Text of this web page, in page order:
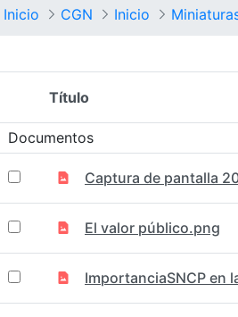
Inicio CGN Inicio
Selección del elemento
Título
Documentos
Captura de pantalla
El valor público.png
ImportanciaSNCP en